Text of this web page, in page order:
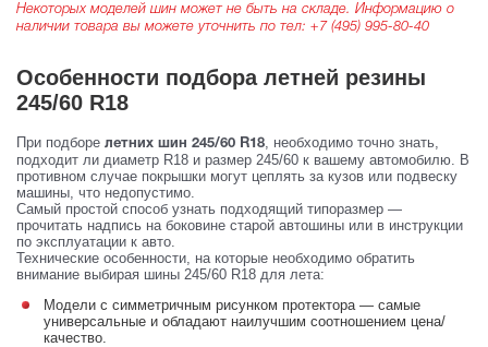
Некоторых моделей шин может не быть на складе. Информацию о
наличии товара вы можете уточнить по тел: +7 (495) 995-80-40
Особенности подбора летней резины
245/60 R18
При подборе летних шин 245/60 R18
, необходимо точно знать,
подходит ли диаметр R18 и размер 245/60 к вашему автомобилю. В
противном случае покрышки могут цеплять за кузов или подвеску
машины, что недопустимо.
Самый простой способ узнать подходящий типоразмер —
прочитать надпись на боковине старой автошины или в инструкции
по эксплуатации к авто.
Технические особенности, на которые необходимо обратить
внимание выбирая шины 245/60 R18 для лета:
Модели с симметричным рисунком протектора — самые
универсальные и обладают наилучшим соотношением цена/
качество.